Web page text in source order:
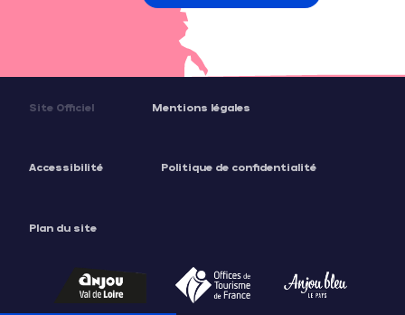
Prestations
Site Officiel Mentions légales
Accessibilité Politique de confidentialité
Plan du site